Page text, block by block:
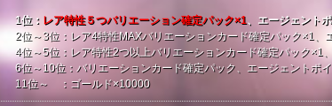
1位： レア特性５つバリエーション確定パック×1、エージェント
2位～3位：レア4特性MAXバリエーションカード確定パック×1、
4位～5位：レア特性2つ以上バリエーションカード確定パック×1
6位～10位：バリエーションカード確定パック、エージェントポ
11位～ ：ゴールド×10000